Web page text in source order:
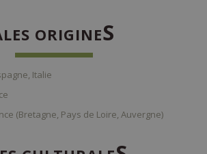
ORIGINES
Italie
(Bretagne, Pays de Loire, Auvergne)